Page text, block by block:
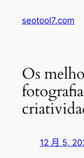
seotool7.com
Os
12 月 5,